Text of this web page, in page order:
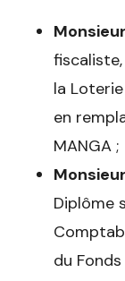
la
en
MANGA ;
Monsieur
Diplôme
du